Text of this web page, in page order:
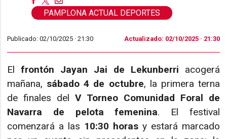
PAMPLONA ACTUAL DEPORTES
Publicado: 02/10/2025 ·21:30 Actualizado: 02/10/2025 · 21:30
Elfrontón Jayan Jai de Lekunberri acogerá
mañana, sábado 4 de octubre, la primera terna
de finales delV Torneo Comunidad Foral de
Navarra de pelota femenina. El festival
comenzará a las 10:30 horasy estará marcado